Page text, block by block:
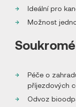
Ideální pro
Možnost
Péče o
příjezdových
Odvoz